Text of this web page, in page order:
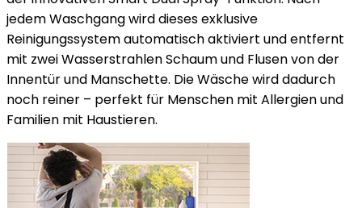
jedem Waschgang wird dieses exklusive
Reinigungssystem automatisch aktiviert und entfernt
mit zwei Wasserstrahlen Schaum und Flusen von der
Innentür und Manschette. Die Wäsche wird dadurch
noch reiner – perfekt für Menschen mit Allergien und
Familien mit Haustieren.